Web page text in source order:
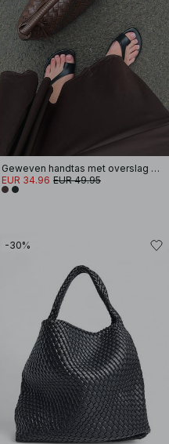
Geweven handtas met overslag en hengsel
EUR 34.96 EUR 49.95
-30%